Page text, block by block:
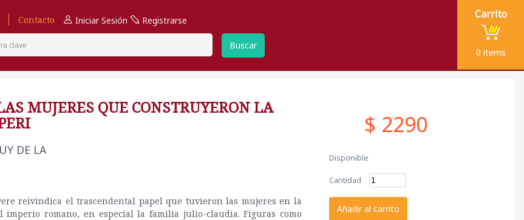
Contacto Iniciar Sesión Registrarse
Buscar
Carrito
0 items
MUJERES QUE CONSTRUYERON LA
DE LA
reivindica el trascendental papel que tuvieron las mujeres en la
imperio romano, en especial la familia julio-claudia. Figuras como
$ 2290
Disponible
Cantidad
Añadir al carrito